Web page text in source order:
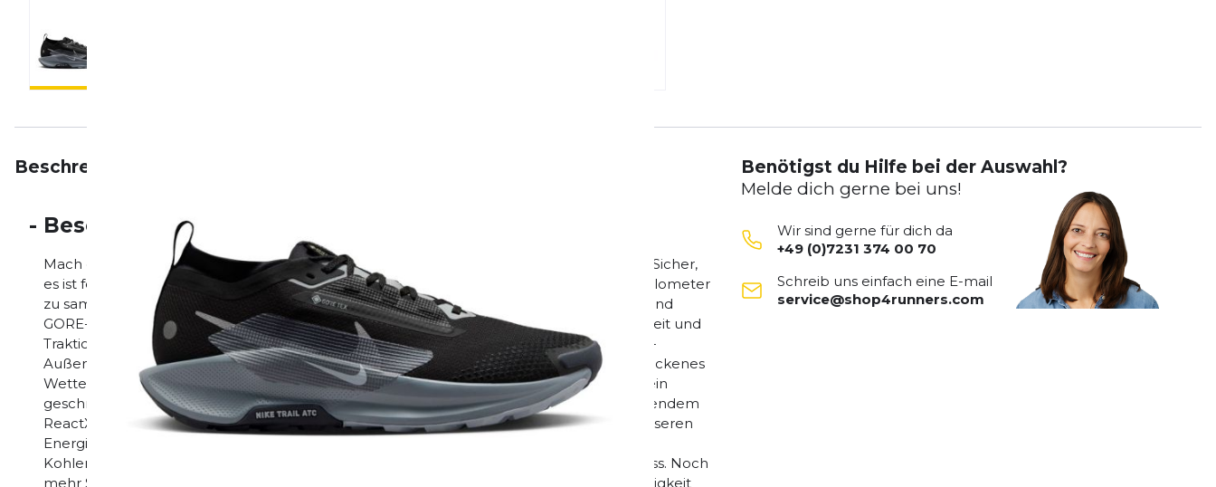
Beschreibung
- Beschreibung
Mach dir keine Sorgen, dass es wie aus Eimern schüttet. Vergiss den peitschenden Wind. Sicher,
es ist feucht und vielleicht regnet es in Strömen, aber wenn es Trails zu entdecken und Kilometer
zu sammeln gibt, kann dich nichts aufhalten. Dieser Trailschuh mit mehreren Schichten und
GORE-TEX trotzt den Elementen durch isolierende Wärme sowie wirkliche Geschwindigkeit und
Traktion. Dagegen kommt die Natur nicht an. Lass dich nicht aufhalten Die Nike Trail ATC-
Außensohle besteht aus einem Material für jedes Gelände, das perfekt für nasses und trockenes
Wetter ist. Das bedeutet optimalen Grip auf jedem Untergrund, Strapazierfähigkeit und ein
geschmeidiges Laufgefühl. Federndes Laufgefühl Die Mittelsohle besteht aus durchgehendem
ReactX-Schaumstoff, der für ein großartiges, federndes Laufgefühl mit einer um 13 % besseren
Energierückgabe im Vergleich zu normalem React-Material sorgt. Dabei wird eine
Kohlenstoffreduzierung von 43 % erreicht, da weniger Energie aufgewendet werden muss. Noch
mehr Strapazierfähigkeit Die 3D-gedruckte Zehenkappe bietet zusätzliche Strapazierfähigkeit
Benötigst du Hilfe bei der Auswahl?
Melde dich gerne bei uns!
Wir sind gerne für dich da
+49 (0)7231 374 00 70
Schreib uns einfach eine E-mail
service@shop4runners.com